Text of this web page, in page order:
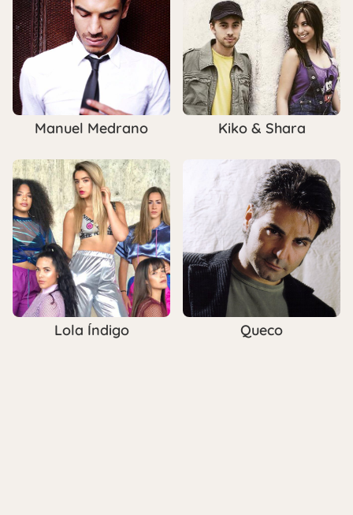
Manuel Medrano Kiko & Shara
Lola Índigo Queco